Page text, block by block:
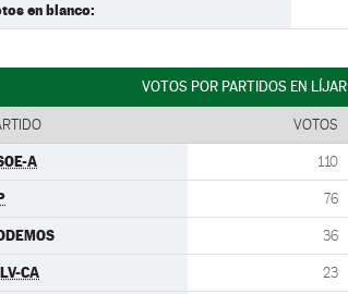
en blanco:
VOTOS POR PARTIDOS EN LÍJAR
VOTOS
A 110
76
36
CA 23